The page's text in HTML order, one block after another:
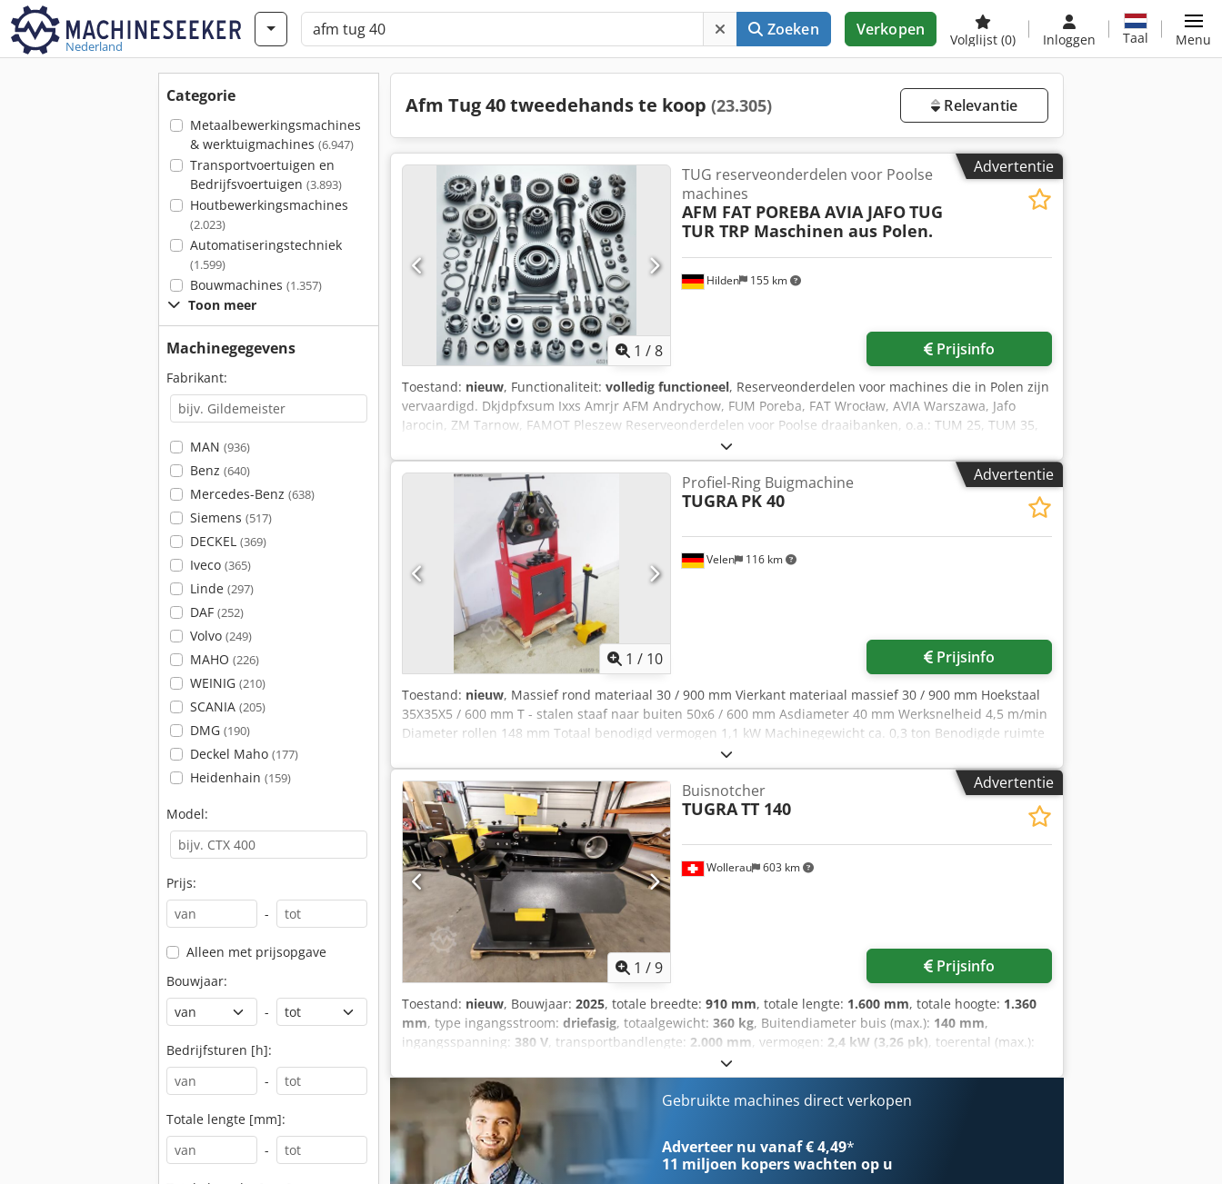
Nederland
Zoeken Verkopen
Volglijst (0) Inloggen Taal Menu
Categorie
Metaalbewerkingsmachines
& werktuigmachines (6.947)
Transportvoertuigen en
Bedrijfsvoertuigen (3.893)
Houtbewerkingsmachines
(2.023)
Automatiseringstechniek
(1.599)
Bouwmachines (1.357)
Toon meer
Machinegegevens
Fabrikant:
MAN (936)
Benz (640)
Mercedes-Benz (638)
Siemens (517)
DECKEL (369)
Iveco (365)
Linde (297)
DAF (252)
Volvo (249)
MAHO (226)
WEINIG (210)
SCANIA (205)
DMG (190)
Deckel Maho (177)
Heidenhain (159)
Model:
Prijs:
-
Alleen met prijsopgave
Bouwjaar:
-
Bedrijfsturen [h]:
-
Totale lengte [mm]:
-
Afm Tug 40 tweedehands te koop (23.305) Relevantie
Advertentie
1 /8
Hilden 155 km
TUG reserveonderdelen voor Poolse
machines
AFM FAT POREBA AVIA JAFOTUG
TUR TRP Maschinen aus Polen.
Prijsinfo
Toestand: nieuw, Functionaliteit: volledig functioneel, Reserveonderdelen voor machines die in Polen zijn
vervaardigd. Dkjdpfxsum Ixxs Amrjr AFM Andrychow, FUM Poreba, FAT Wrocław, AVIA Warszawa, Jafo
Jarocin, ZM Tarnow, FAMOT Pleszew Reserveonderdelen voor Poolse draaibanken, o.a.: TUM 25, TUM 35,
TUJ 50, TUJ 63, TUJ 560, TUJ630, TUR 50, TUR 63, TUR 560, TUR 630, TPK 90, TRP 93, TRP 110, TR 115, TR
135. Reserveonderdelen voor Poolse frezen, o.a.: FND 25, FND 32, FND 40, C20, D36, D40, FF-serie, FR-
Advertentie
1 / 10
Velen 116 km
Profiel-Ring Buigmachine
TUGRA PK 40
Prijsinfo
Toestand: nieuw, Massief rond materiaal 30 / 900 mm Vierkant materiaal massief 30 / 900 mm Hoekstaal
35X35X5 / 600 mm T - stalen staaf naar buiten 50x6 / 600 mm Asdiameter 40 mm Werksnelheid 4,5 m/min
Diameter rollen 148 mm Totaal benodigd vermogen 1,1 kW Machinegewicht ca. 0,3 ton Benodigde ruimte
ca. 0,75 x 0,6 x 1,4 m Elektrische profielwals - Naar keuze horizontaal of verticaal - 1 set geharde
standaardrollen - onderste 2 rollen worden aangedreven Djdpfx Ameq Adtqerokr - 1 set kunststof rollen
voor diameter 33,7mm/1" - Bedieningsinstructies - Voetschakelaar links/rechts en NOODSTOP Advertentie
1 /9
Wollerau 603 km
Buisnotcher
TUGRATT 140
Prijsinfo
Toestand: nieuw, Bouwjaar: 2025, totale breedte: 910 mm, totale lengte: 1.600 mm, totale hoogte: 1.360
mm, type ingangsstroom: driefasig, totaalgewicht: 360 kg, Buitendiameter buis (max.): 140 mm,
ingangsspanning: 380 V, transportbandlengte: 2.000 mm, vermogen: 2,4 kW (3,26 pk), toerental (max.):
, Wij bieden deze nieuwe TUGRA TT 140 buizenbandschuurmachine
aan, bouwjaar 2025. Klemschijf capaciteit (diameter): 40 - 140 mm Bandafmeting: 150 × 2000 mm
Dkedpfozbzvzox Amrjr Motorvermogen/spanning: 2,4-3/380 kW/V Toerental (twee snelheden): 1400, 2800
tpm Lengte: 1600 mm Breedte: 910 mm Hoogte: 1360 mm Gewicht: 360 kg Heeft u vragen of wenst u meer
informatie? Stuur ons gerust een bericht of bel ons.
Gebruikte machines direct verkopen
Adverteer nu vanaf € 4,49*
11 miljoen koperswachten op u